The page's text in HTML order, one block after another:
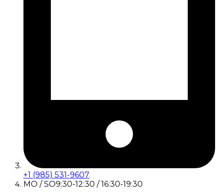
+1 (985) 531-9607
MO / SO9:30-12:30 / 16:30-19:30